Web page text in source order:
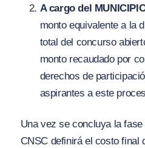
A cargo del
monto equivalente a la
total del concurso
monto recaudado por
derechos de
aspirantes a este
Una vez se concluya la
CNSC definirá el costo final